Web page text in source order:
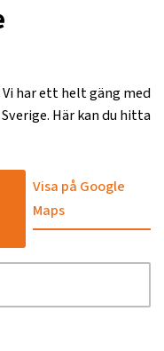
har ett helt gäng med
Här kan du hitta
Visa på Google
Maps